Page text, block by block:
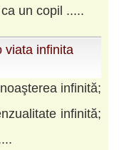
un copil .....
viata infinita
infinită;
infinită;